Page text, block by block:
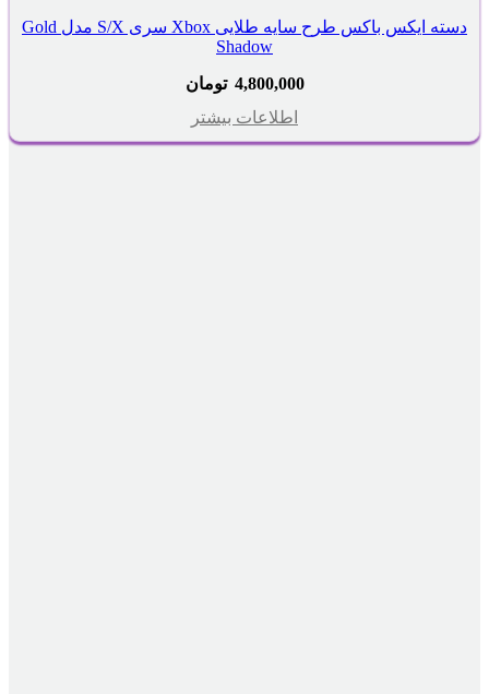
دسته ایکس باکس طرح سایه طلایی Xbox سری S/X مدل Gold
Shadow
4,800,000 تومان
اطلاعات بیشتر